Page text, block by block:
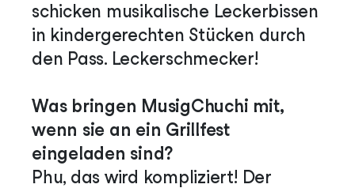
schicken musikalische Leckerbissen
in kindergerechten Stücken durch
den Pass. Leckerschmecker!
Was bringen MusigChuchi mit,
wenn sie an ein Grillfest
eingeladen sind?
Phu, das wird kompliziert! Der